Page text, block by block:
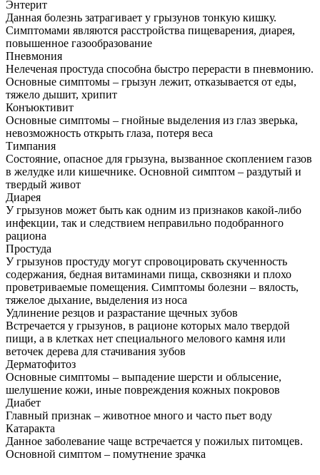
Энтерит
Данная болезнь затрагивает у грызунов тонкую кишку.
Симптомами являются расстройства пищеварения, диарея,
повышенное газообразование
Пневмония
Нелеченая простуда способна быстро перерасти в пневмонию.
Основные симптомы – грызун лежит, отказывается от еды,
тяжело дышит, хрипит
Конъюктивит
Основные симптомы – гнойные выделения из глаз зверька,
невозможность открыть глаза, потеря веса
Тимпания
Состояние, опасное для грызуна, вызванное скоплением газов
в желудке или кишечнике. Основной симптом – раздутый и
твердый живот
Диарея
У грызунов может быть как одним из признаков какой-либо
инфекции, так и следствием неправильно подобранного
рациона
Простуда
У грызунов простуду могут спровоцировать скученность
содержания, бедная витаминами пища, сквозняки и плохо
проветриваемые помещения. Симптомы болезни – вялость,
тяжелое дыхание, выделения из носа
Удлинение резцов и разрастание щечных зубов
Встречается у грызунов, в рационе которых мало твердой
пищи, а в клетках нет специального мелового камня или
веточек дерева для стачивания зубов
Дерматофитоз
Основные симптомы – выпадение шерсти и облысение,
шелушение кожи, иные повреждения кожных покровов
Диабет
Главный признак – животное много и часто пьет воду
Катаракта
Данное заболевание чаще встречается у пожилых питомцев.
Основной симптом – помутнение зрачка